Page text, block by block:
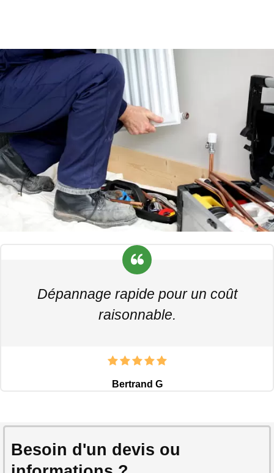
Dépannage rapide pour un coût
raisonnable.
Bertrand G
Besoin d'un devis ou